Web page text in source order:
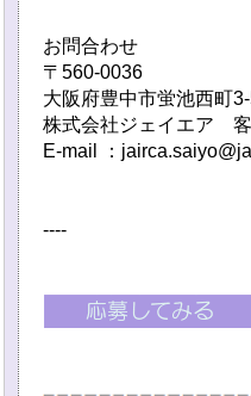
お問合わせ
〒560-0036
大阪府豊中市蛍池西町
株式会社ジェイエア
E-mail ：
----